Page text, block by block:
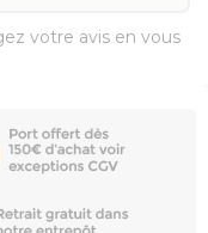
votre avis en vous